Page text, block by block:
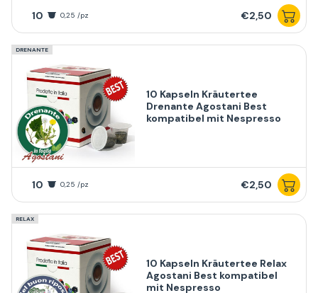
10 0,25 /pz €2,50
DRENANTE
10 Kapseln Kräutertee
Drenante Agostani Best
kompatibel mit Nespresso
10 0,25 /pz €2,50
RELAX
10 Kapseln Kräutertee Relax
Agostani Best kompatibel
mit Nespresso